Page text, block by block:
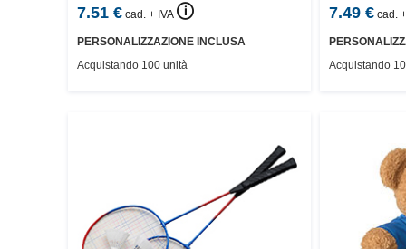
7.51 € cad. + IVA 🛈
PERSONALIZZAZIONE INCLUSA
Acquistando 100 unità
7.49€ cad.
Acquistando